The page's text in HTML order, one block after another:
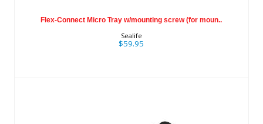
$59.95
Flex-Connect Micro Tray w/mounting screw (for moun..
Sealife
$59.95